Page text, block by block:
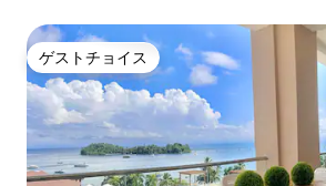
ゲストチョイス
ゲストチョイス